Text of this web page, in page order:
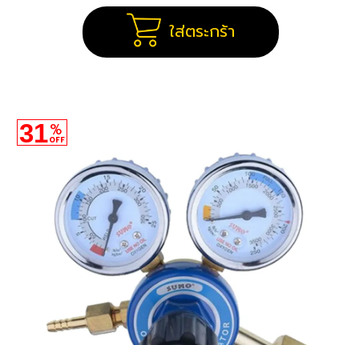
ใส่ตระกร้า
31%
OFF